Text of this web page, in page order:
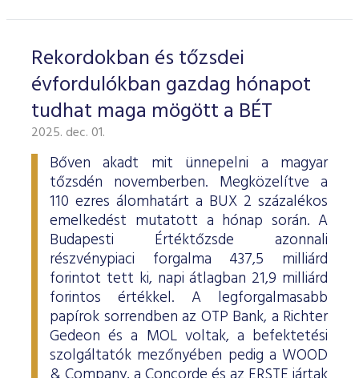
Rekordokban és tőzsdei
évfordulókban gazdag hónapot
tudhat maga mögött a BÉT
2025. dec. 01.
Bőven akadt mit ünnepelni a magyar
tőzsdén novemberben. Megközelítve a
110 ezres álomhatárt a BUX 2 százalékos
emelkedést mutatott a hónap során. A
Budapesti Értéktőzsde azonnali
részvénypiaci forgalma 437,5 milliárd
forintot tett ki, napi átlagban 21,9 milliárd
forintos értékkel. A legforgalmasabb
papírok sorrendben az OTP Bank, a Richter
Gedeon és a MOL voltak, a befektetési
szolgáltatók mezőnyében pedig a WOOD